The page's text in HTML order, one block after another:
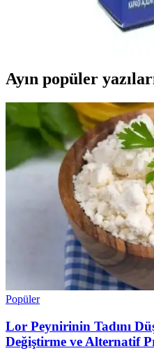
ZincoOmega balık yağı,
sağlığı ve inflamasyonu
Düzenli kullanımda genel sağlık
Ayın popüler
Popüler
Lor Peynirinin Tadını
Değiştirme ve Alternatif